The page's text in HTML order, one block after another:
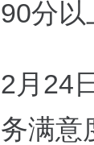
90分以
2月24
务满意